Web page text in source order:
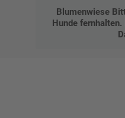
Blumenwiese
Hunde